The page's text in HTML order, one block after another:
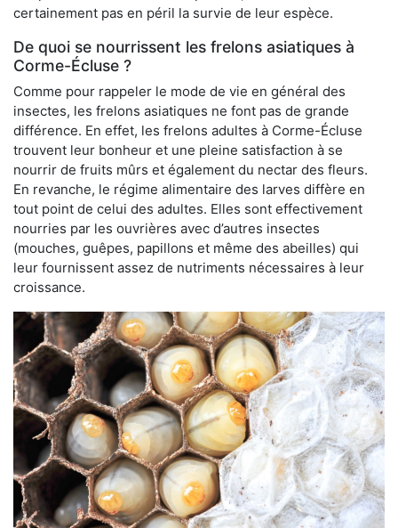
certainement pas en péril la survie de leur espèce.
De quoi se nourrissent les frelons asiatiques à
Corme-Écluse ?
Comme pour rappeler le mode de vie en général des
insectes, les frelons asiatiques ne font pas de grande
différence. En effet, les frelons adultes à Corme-Écluse
trouvent leur bonheur et une pleine satisfaction à se
nourrir de fruits mûrs et également du nectar des fleurs.
En revanche, le régime alimentaire des larves diffère en
tout point de celui des adultes. Elles sont effectivement
nourries par les ouvrières avec d’autres insectes
(mouches, guêpes, papillons et même des abeilles) qui
leur fournissent assez de nutriments nécessaires à leur
croissance.